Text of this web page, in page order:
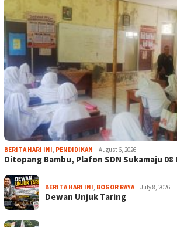
BERITA HARI INI, PENDIDIKAN August 6, 2026
Ditopang Bambu, Plafon SDN Sukamaju
BERITA HARI INI, BOGOR RAYA July 8, 2026
Dewan Unjuk Taring